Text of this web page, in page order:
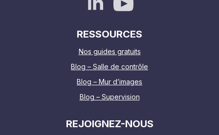
RESSOURCES
Nos guides gratuits
Blog – Salle de contrôle
Blog – Mur d’images
Blog – Supervision
REJOIGNEZ-NOUS